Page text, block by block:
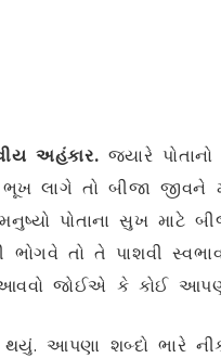
અહંકાર. જ્યારે
લાગે તો બીજા
પોતાના સુખ માટે
ભોગવે તો તે પાશવી
આવવો જોઈએ કે કોઈ
આપણા શબ્દો ભારે